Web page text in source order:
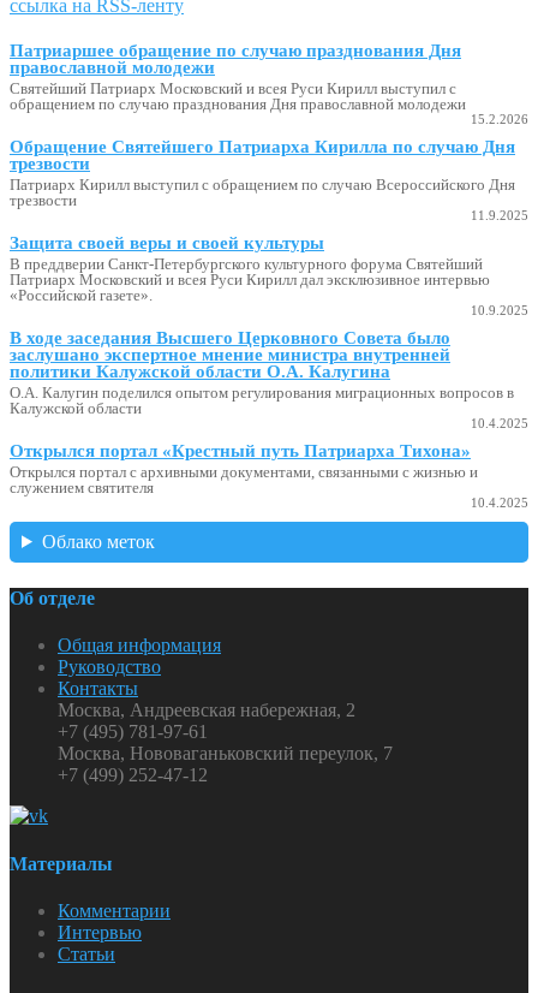
ссылка на RSS-ленту
Патриаршее обращение по случаю празднования Дня
православной молодежи
Святейший Патриарх Московский и всея Руси Кирилл выступил с
обращением по случаю празднования Дня православной молодежи
15.2.2026
Обращение Святейшего Патриарха Кирилла по случаю Дня
трезвости
Патриарх Кирилл выступил с обращением по случаю Всероссийского Дня
трезвости
11.9.2025
Защита своей веры и своей культуры
В преддверии Санкт-Петербургского культурного форума Святейший
Патриарх Московский и всея Руси Кирилл дал эксклюзивное интервью
«Российской газете».
10.9.2025
В ходе заседания Высшего Церковного Совета было
заслушано экспертное мнение министра внутренней
политики Калужской области О.А. Калугина
О.А. Калугин поделился опытом регулирования миграционных вопросов в
Калужской области
10.4.2025
Открылся портал «Крестный путь Патриарха Тихона»
Открылся портал с архивными документами, связанными с жизнью и
служением святителя
10.4.2025
Облако меток
Об отделе
Общая информация
Руководство
Контакты
Москва, Андреевская набережная, 2
+7 (495) 781-97-61
Москва, Нововаганьковский переулок, 7
+7 (499) 252-47-12
Материалы
Комментарии
Интервью
Статьи